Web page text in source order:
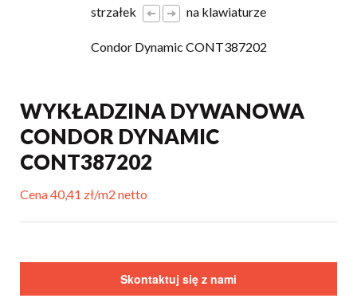
strzałek
na klawiaturze
Condor Dynamic CONT387202
WYKŁADZINA DYWANOWA
CONDOR DYNAMIC
CONT387202
Cena 40,41 zł/m2 netto
Skontaktuj się z nami